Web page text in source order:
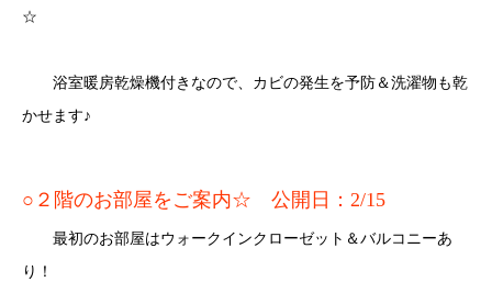
☆
浴室暖房乾燥機付きなので、カビの発生を予防＆洗濯物も乾
かせます♪
○２階のお部屋をご案内☆ 公開日：2/15
最初のお部屋はウォークインクローゼット＆バルコニーあ
り！